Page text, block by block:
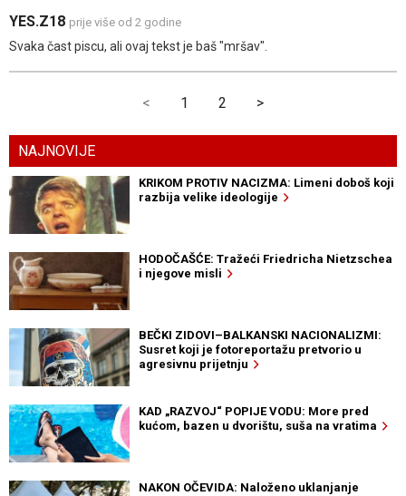
YES.Z18 prije više od 2 godine
Svaka čast piscu, ali ovaj tekst je baš "mršav".
< 1 2 >
NAJNOVIJE
KRIKOM PROTIV NACIZMA: Limeni doboš koji
razbija velike ideologije
HODOČAŠĆE: Tražeći Friedricha Nietzschea
i njegove misli
BEČKI ZIDOVI–BALKANSKI NACIONALIZMI:
Susret koji je fotoreportažu pretvorio u
agresivnu prijetnju
KAD „RAZVOJ“ POPIJE VODU: More pred
kućom, bazen u dvorištu, suša na vratima
NAKON OČEVIDA: Naloženo uklanjanje